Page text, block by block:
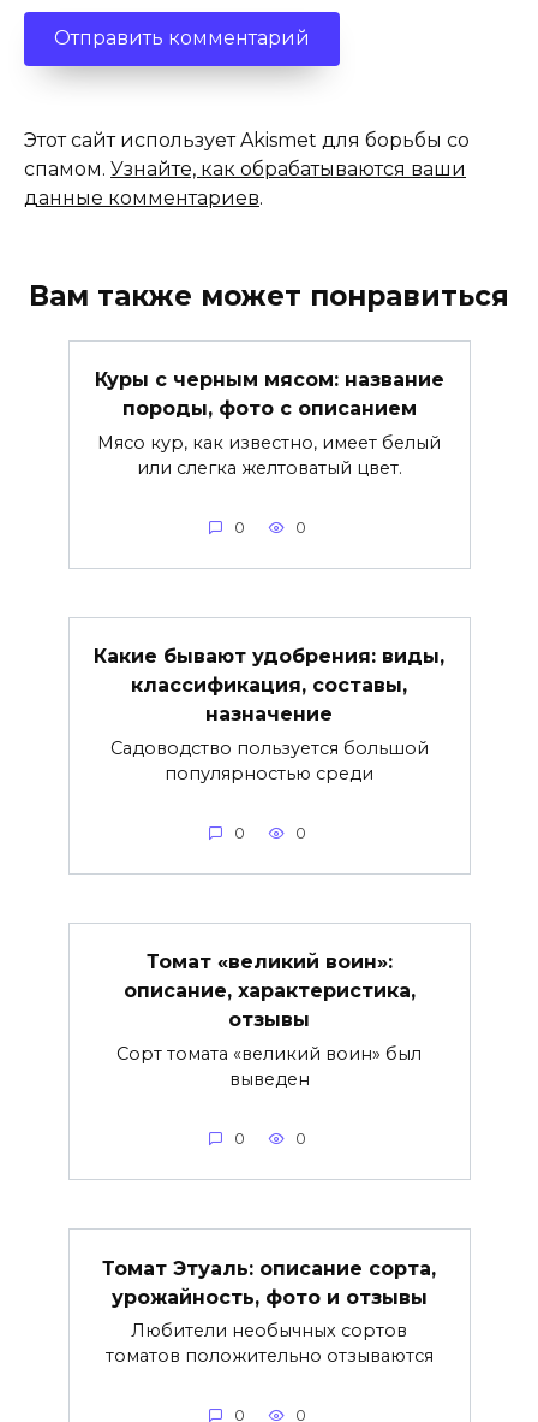
Этот сайт использует Akismet для борьбы со
спамом. Узнайте, как обрабатываются ваши
данные комментариев.
Вам также может понравиться
Куры с черным мясом: название
породы, фото с описанием
Мясо кур, как известно, имеет белый
или слегка желтоватый цвет.
0 0
Какие бывают удобрения: виды,
классификация, составы,
назначение
Садоводство пользуется большой
популярностью среди
0 0
Томат «великий воин»:
описание, характеристика,
отзывы
Сорт томата «великий воин» был
выведен
0 0
Томат Этуаль: описание сорта,
урожайность, фото и отзывы
Любители необычных сортов
томатов положительно отзываются
0 0